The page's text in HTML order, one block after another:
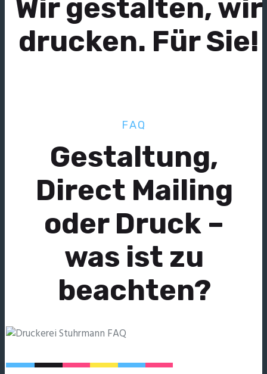
Wir gestalten, wir
drucken. Für Sie!
FAQ
Gestaltung,
Direct Mailing
oder Druck –
was ist zu
beachten?